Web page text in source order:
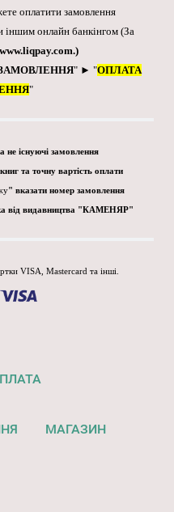
оплатити замовлення
іншим онлайн банкінгом (За
www.liqpay.com.)
" ► "ОПЛАТА
"
не існуючі замовлення
та точну вартість оплати
" вказати номер замовлення
від видавництва "КАМЕНЯР"
VISA, Mastercard та інші.
МАГАЗИН